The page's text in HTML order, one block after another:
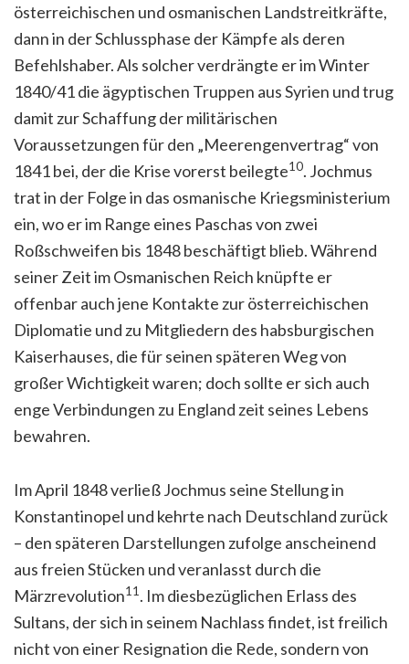
österreichischen und osmanischen Landstreitkräfte,
dann in der Schlussphase der Kämpfe als deren
Befehlshaber. Als solcher verdrängte er im Winter
1840/41 die ägyptischen Truppen aus Syrien und trug
damit zur Schaffung der militärischen
Voraussetzungen für den „Meerengenvertrag“ von
1841 bei, der die Krise vorerst beilegte10. Jochmus
trat in der Folge in das osmanische Kriegsministerium
ein, wo er im Range eines Paschas von zwei
Roßschweifen bis 1848 beschäftigt blieb. Während
seiner Zeit im Osmanischen Reich knüpfte er
offenbar auch jene Kontakte zur österreichischen
Diplomatie und zu Mitgliedern des habsburgischen
Kaiserhauses, die für seinen späteren Weg von
großer Wichtigkeit waren; doch sollte er sich auch
enge Verbindungen zu England zeit seines Lebens
bewahren.
Im April 1848 verließ Jochmus seine Stellung in
Konstantinopel und kehrte nach Deutschland zurück
– den späteren Darstellungen zufolge anscheinend
aus freien Stücken und veranlasst durch die
Märzrevolution11. Im diesbezüglichen Erlass des
Sultans, der sich in seinem Nachlass findet, ist freilich
nicht von einer Resignation die Rede, sondern von